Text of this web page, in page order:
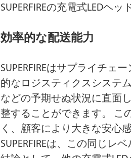
SUPERFIREの充電式LEDヘ
効率的な配送能力
SUPERFIREはサプライチェ
的なロジスティクスシステ
などの予期せぬ状況に直面
整することができます。 こ
く、顧客により大きな安心
SUPERFIREは、この同じレ